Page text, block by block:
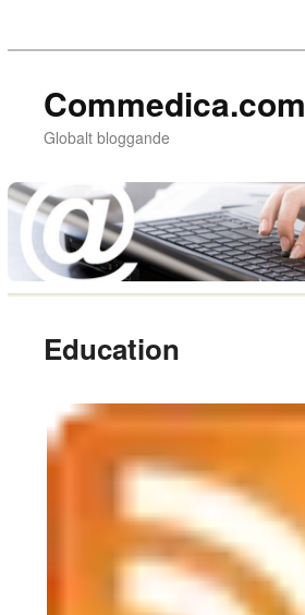
Commedica.com
Globalt bloggande
Education